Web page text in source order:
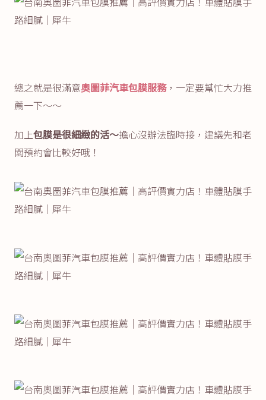
總之就是很滿意奧圖菲汽車包膜服務，一定要幫忙大力推
薦一下～～
加上包膜是很細緻的活～擔心沒辦法臨時接，建議先和老
闆預約會比較好哦！